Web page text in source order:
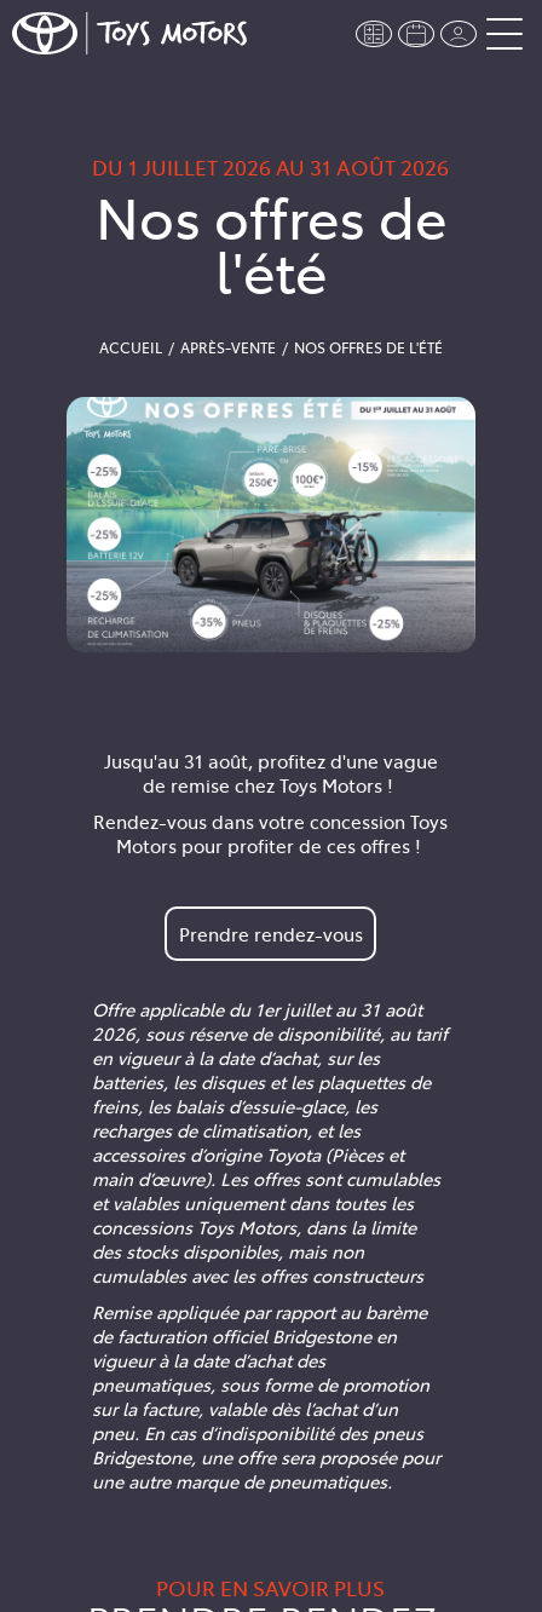
DU 1 JUILLET 2026 AU 31 AOÛT 2026
Nos offres de
l'été
ACCUEIL APRÈS-VENTE NOS OFFRES DE L'ÉTÉ
Jusqu'au 31 août, profitez d'une vague
de remise chez Toys Motors !
Rendez-vous dans votre concession Toys
Motors pour profiter de ces offres !
Prendre rendez-vous
Offre applicable du 1er juillet au 31 août
2026, sous réserve de disponibilité, au tarif
en vigueur à la date d’achat, sur les
batteries, les disques et les plaquettes de
freins, les balais d’essuie-glace, les
recharges de climatisation, et les
accessoires d’origine Toyota (Pièces et
main d’œuvre). Les offres sont cumulables
et valables uniquement dans toutes les
concessions Toys Motors, dans la limite
des stocks disponibles, mais non
cumulables avec les offres constructeurs
Remise appliquée par rapport au barème
de facturation officiel Bridgestone en
vigueur à la date d’achat des
pneumatiques, sous forme de promotion
sur la facture, valable dès l’achat d’un
pneu. En cas d’indisponibilité des pneus
Bridgestone, une offre sera proposée pour
une autre marque de pneumatiques.
POUR EN SAVOIR PLUS